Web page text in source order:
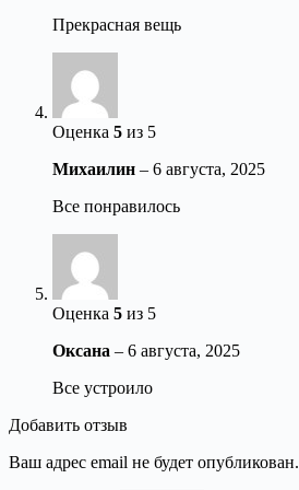
Прекрасная вещь
Оценка 5 из 5
Михаилин – 6 августа, 2025
Все понравилось
Оценка 5 из 5
Оксана – 6 августа, 2025
Все устроило
Добавить отзыв
Ваш адрес email не будет опубликован.